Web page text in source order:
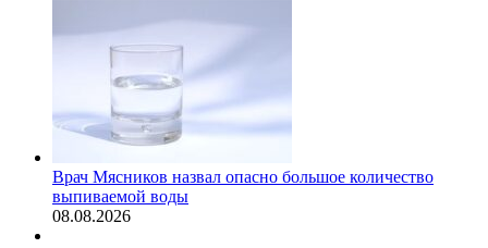
Врач Мясников назвал опасно большое количество
выпиваемой воды
08.08.2026